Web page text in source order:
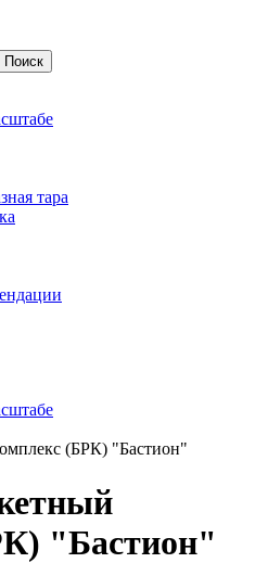
Поиск
тара
(БРК) "Бастион"
"Бастион"